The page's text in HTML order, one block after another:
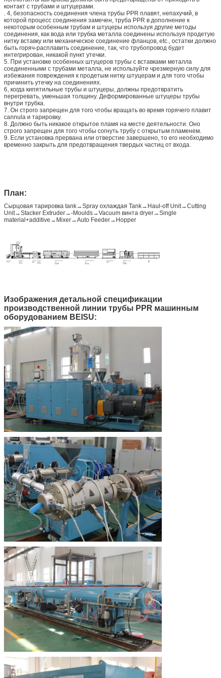
контакт с трубами и штуцерами.
. 4, безопасность соединения члена трубы PPR плавят, непахучий, в
которой процесс соединения замечен, труба PPR в дополнение к
некоторым особенным трубам и штуцеры используя другие методы
соединения, как вода или трубка металла соединены используя продетую
нитку вставку или механическое соединение фланцов, etc., остатки должно
быть горяч-расплавить соединение, так, что трубопровод будет
интегрирован, никакой пункт утечки.
5. При установке особенных штуцеров трубы с вставками металла
соединенными с трубами металла, не используйте чрезмерную силу для
избежания повреждения к продетым нитку штуцерам и для того чтобы
причинить утечку на соединениях.
6, когда кипятильные трубы и штуцеры, должны предотвратить
перегревать, уменьшая толщину. Деформированные штуцеры трубы
внутри трубка.
7. Он строго запрещен для того чтобы вращать во время горячего плавит
cannula и тарировку.
8. Должно быть никакое открытое пламя на месте деятельности. Оно
строго запрещен для того чтобы согнуть трубу с открытым пламенем.
9. Если установка прервана или отверстие завершено, то его необходимо
временно закрыть для предотвращения твердых частиц от входа.
План:
Сырцовая тарировка tank→Spray охлаждая Tank→Haul-off Unit→Cutting
Unit→Stacker Extruder→-Moulds→Vacuum винта dryer→Single
material+additive→Mixer→Auto Feeder→Hopper
Изображения детальной спецификации
производственной линии трубы PPR машинным
оборудованием BEISU: